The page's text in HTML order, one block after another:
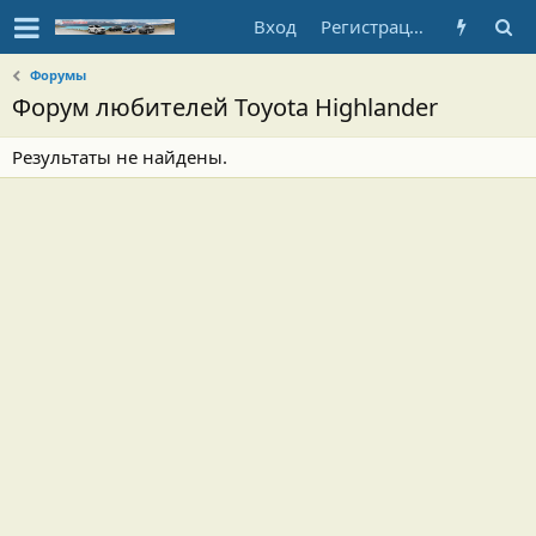
Вход Регистрация
Форумы
Форум любителей Toyota Highlander
Результаты не найдены.